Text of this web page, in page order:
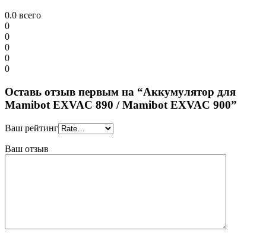
0.0 всего
0
0
0
0
0
Оставь отзыв первым на “Аккумулятор для
Mamibot EXVAC 890 / Mamibot EXVAC 900”
Ваш рейтинг
Ваш отзыв